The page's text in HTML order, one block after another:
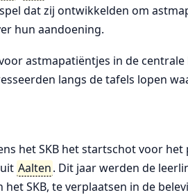
dat zij ontwikkelden om
hun aandoening.
astmapatiëntjes in de centrale
langs de tafels lopen
het SKB het startschot voor het
Aalten. Dit jaar werden de
SKB, te verplaatsen in de